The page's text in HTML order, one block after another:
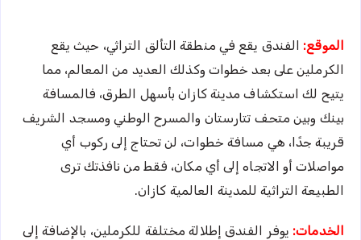
الموقع: الفندق يقع في منطقة التألق التراثي، حيث يقع
الكرملين على بعد خطوات وكذلك العديد من المعالم، مما
يتيح لك استكشاف مدينة كازان بأسهل الطرق، فالمسافة
بينك وبين متحف تتارستان والمسرح الوطني ومسجد الشريف
قريبة جدًا، هي مسافة خطوات، لن تحتاج إلى ركوب أي
مواصلات أو الاتجاه إلى أي مكان، فقط من نافذتك ترى
الطبيعة التراثية للمدينة العالمية كازان.
الخدمات: يوفر الفندق إطلالة مختلفة للكرملين، بالإضافة إلى